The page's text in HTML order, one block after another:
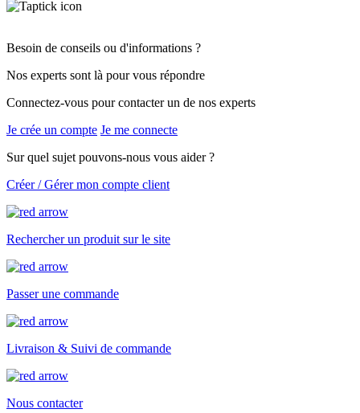
Besoin de conseils ou d'informations ?
Nos experts sont là pour vous répondre
Connectez-vous pour contacter un de nos experts
Je crée un compte Je me connecte
Sur quel sujet pouvons-nous vous aider ?
Créer / Gérer mon compte client
Rechercher un produit sur le site
Passer une commande
Livraison & Suivi de commande
Nous contacter